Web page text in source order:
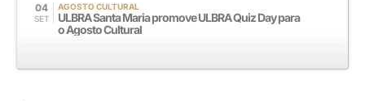
04
SET
AGOSTO CULTURAL
ULBRA Santa Maria promove ULBRA Quiz Day para
o Agosto Cultural